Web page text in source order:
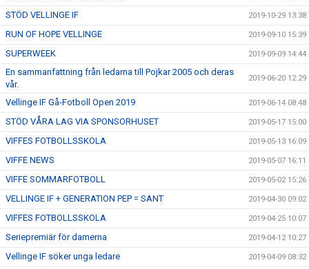
STÖD VELLINGE IF 2019-10-29 13:38
RUN OF HOPE VELLINGE 2019-09-10 15:39
SUPERWEEK 2019-09-09 14:44
En sammanfattning från ledarna till Pojkar 2005 och deras
vår.
2019-06-20 12:29
Vellinge IF Gå-Fotboll Open 2019 2019-06-14 08:48
STÖD VÅRA LAG VIA SPONSORHUSET 2019-05-17 15:00
VIFFES FOTBOLLSSKOLA 2019-05-13 16:09
VIFFE NEWS 2019-05-07 16:11
VIFFE SOMMARFOTBOLL 2019-05-02 15:26
VELLINGE IF + GENERATION PEP = SANT 2019-04-30 09:02
VIFFES FOTBOLLSSKOLA 2019-04-25 10:07
Seriepremiär för damerna 2019-04-12 10:27
Vellinge IF söker unga ledare 2019-04-09 08:32